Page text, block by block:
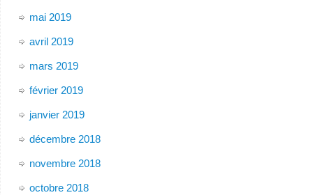
mai 2019
avril 2019
mars 2019
février 2019
janvier 2019
décembre 2018
novembre 2018
octobre 2018